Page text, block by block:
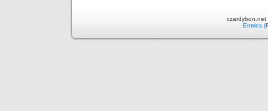
Entries